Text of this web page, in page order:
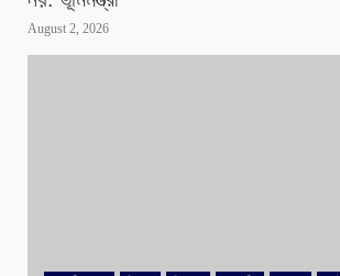
August 2, 2026